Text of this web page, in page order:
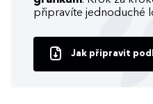
připravíte jednoduché
Jak připravit